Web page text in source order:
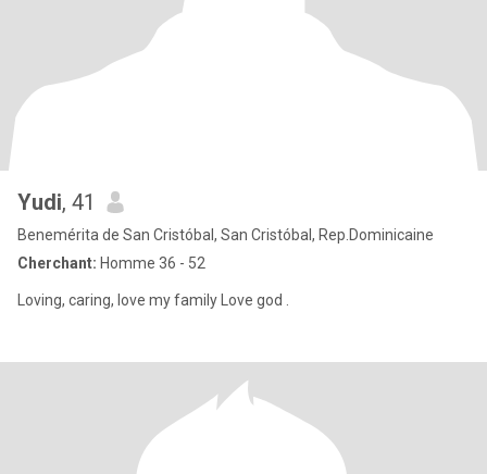
Yudi, 41
Benemérita de San Cristóbal, San Cristóbal, Rep.Dominicaine
Cherchant: Homme 36 - 52
Loving, caring, love my family Love god .